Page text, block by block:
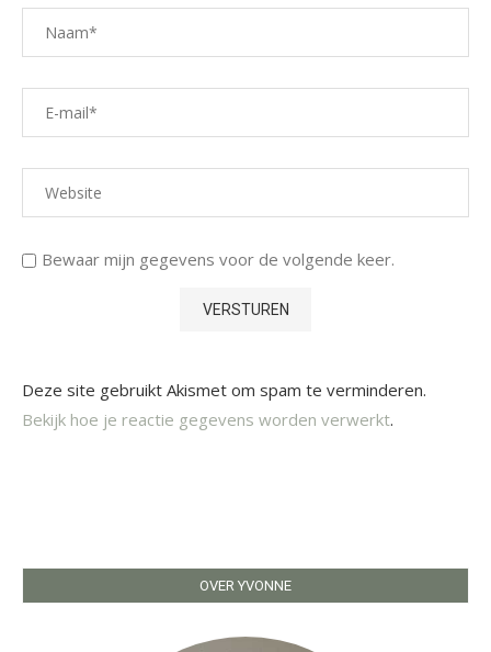
Bewaar mijn gegevens voor de volgende keer.
Deze site gebruikt Akismet om spam te verminderen.
Bekijk hoe je reactie gegevens worden verwerkt.
OVER YVONNE